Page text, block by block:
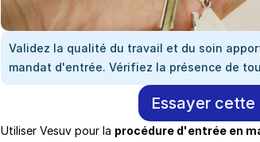
Validez la qualité du travail et du soin
mandat d'entrée. Vérifiez la présence de
Essayer
Utiliser Vesuv pour la procédure d'entrée en